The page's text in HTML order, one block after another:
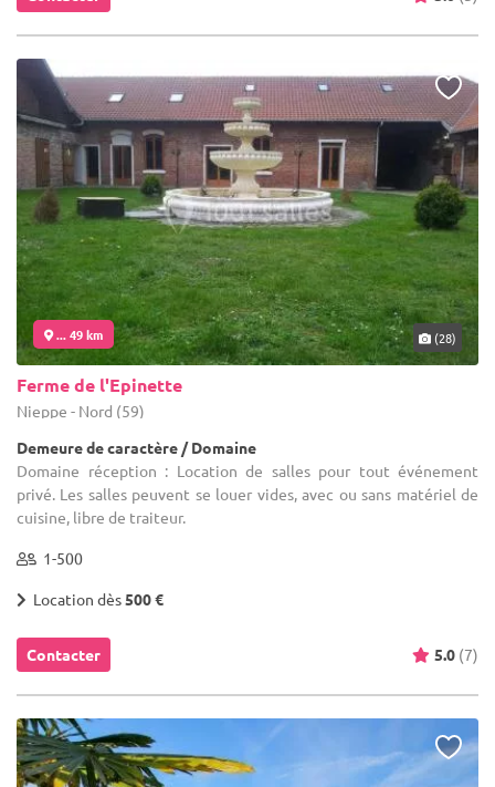
... 49 km (28)
Ferme de l'Epinette
Nieppe - Nord (59)
Demeure de caractère / Domaine
Domaine réception : Location de salles pour tout événement
privé. Les salles peuvent se louer vides, avec ou sans matériel de
cuisine, libre de traiteur.
1-500
Location dès500 €
Contacter 5.0 (7)